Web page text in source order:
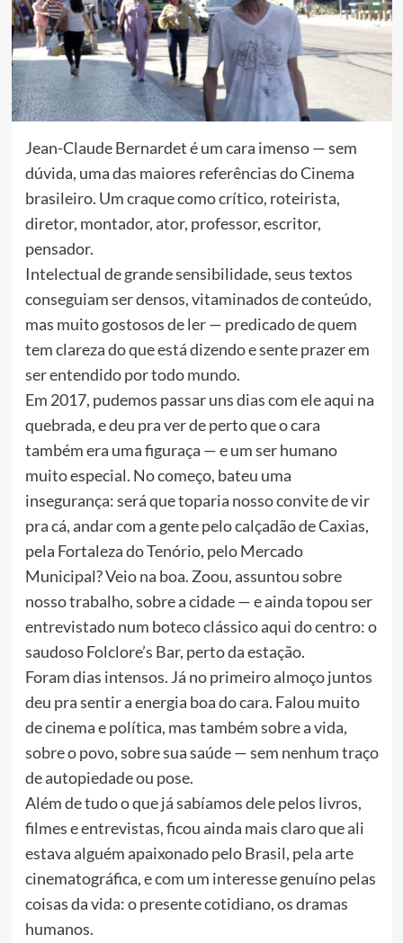
Jean-Claude Bernardet é um cara imenso — sem
dúvida, uma das maiores referências do Cinema
brasileiro. Um craque como crítico, roteirista,
diretor, montador, ator, professor, escritor,
pensador.
Intelectual de grande sensibilidade, seus textos
conseguiam ser densos, vitaminados de conteúdo,
mas muito gostosos de ler — predicado de quem
tem clareza do que está dizendo e sente prazer em
ser entendido por todo mundo.
Em 2017, pudemos passar uns dias com ele aqui na
quebrada, e deu pra ver de perto que o cara
também era uma figuraça — e um ser humano
muito especial. No começo, bateu uma
insegurança: será que toparia nosso convite de vir
pra cá, andar com a gente pelo calçadão de Caxias,
pela Fortaleza do Tenório, pelo Mercado
Municipal? Veio na boa. Zoou, assuntou sobre
nosso trabalho, sobre a cidade — e ainda topou ser
entrevistado num boteco clássico aqui do centro: o
saudoso Folclore’s Bar, perto da estação.
Foram dias intensos. Já no primeiro almoço juntos
deu pra sentir a energia boa do cara. Falou muito
de cinema e política, mas também sobre a vida,
sobre o povo, sobre sua saúde — sem nenhum traço
de autopiedade ou pose.
Além de tudo o que já sabíamos dele pelos livros,
filmes e entrevistas, ficou ainda mais claro que ali
estava alguém apaixonado pelo Brasil, pela arte
cinematográfica, e com um interesse genuíno pelas
coisas da vida: o presente cotidiano, os dramas
humanos.